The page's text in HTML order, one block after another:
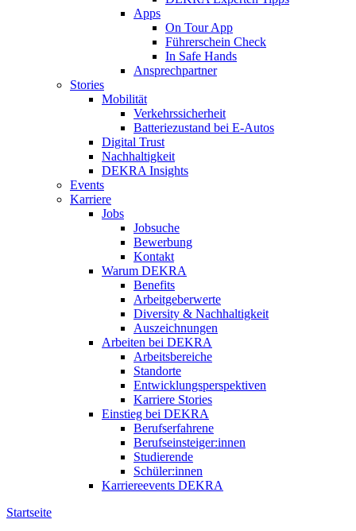
Apps
On Tour App
Führerschein Check
In Safe Hands
Ansprechpartner
Stories
Mobilität
Verkehrssicherheit
Batteriezustand bei E-Autos
Digital Trust
Nachhaltigkeit
DEKRA Insights
Events
Karriere
Jobs
Jobsuche
Bewerbung
Kontakt
Warum DEKRA
Benefits
Arbeitgeberwerte
Diversity & Nachhaltigkeit
Auszeichnungen
Arbeiten bei DEKRA
Arbeitsbereiche
Standorte
Entwicklungsperspektiven
Karriere Stories
Einstieg bei DEKRA
Berufserfahrene
Berufseinsteiger:innen
Studierende
Schüler:innen
Karriereevents DEKRA
Startseite